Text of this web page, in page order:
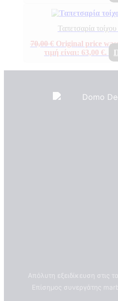
Πιστοποιητικά ποιότητας
ΠΙΣΤΟΠΟΙΗΤΙΚΑ
Ταπετσαρία
70,00€ Original price
τιμή είναι: 63,00 €.
Απόλυτη εξειδίκευση στις
Επίσημος συνεργάτης